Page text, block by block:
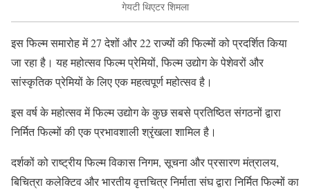
गेयटी थिएटर शिमला
इस फिल्म समारोह में 27 देशों और 22 राज्यों की फिल्मों को प्रदर्शित किया
जा रहा है। यह महोत्सव फिल्म प्रेमियों, फिल्म उद्योग के पेशेवरों और
सांस्कृतिक प्रेमियों के लिए एक महत्वपूर्ण महोत्सव है।
इस वर्ष के महोत्सव में फिल्म उद्योग के कुछ सबसे प्रतिष्ठित संगठनों द्वारा
निर्मित फिल्मों की एक प्रभावशाली श्रृंखला शामिल है।
दर्शकों को राष्ट्रीय फिल्म विकास निगम, सूचना और प्रसारण मंत्रालय,
बिचित्रा कलेक्टिव और भारतीय वृत्तचित्र निर्माता संघ द्वारा निर्मित फिल्मों का